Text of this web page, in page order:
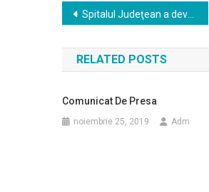
Navigare
în
articole
Spitalul Judeţean a devenit, oficial, centru de testare pentru coronavirus
RELATED POSTS
Comunicat De Presa
noiembrie 25, 2019 Adm